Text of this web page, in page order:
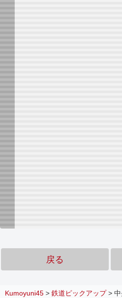
戻る
Kumoyuni45 > 鉄道ピックアップ>